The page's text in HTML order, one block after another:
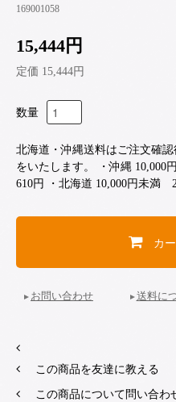
169001058
15,444円
定価 15,444円
数量
北海道・沖縄送料はご注文確
をいたします。 ・沖縄
610円 ・北海道 10,000円未満
カ
お問い合わせ 送料に
この商品を友達に教える
この商品について問い合わ